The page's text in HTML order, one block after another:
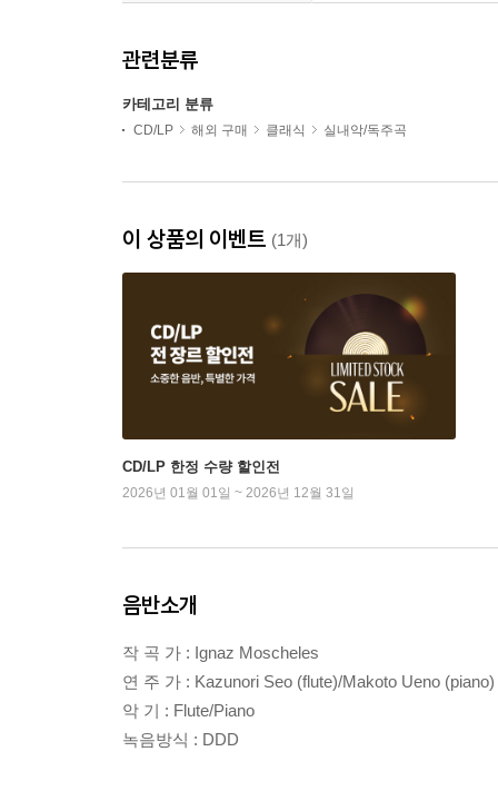
관련분류
카테고리 분류
CD/LP 해외 구매 클래식 실내악/독주곡
이 상품의 이벤트 (1개)
CD/LP 한정 수량 할인전
2026년 01월 01일 ~ 2026년 12월 31일
음반소개
작 곡 가 : Ignaz Moscheles
연 주 가 : Kazunori Seo (flute)/Makoto Ueno (piano)
악 기 : Flute/Piano
녹음방식 : DDD